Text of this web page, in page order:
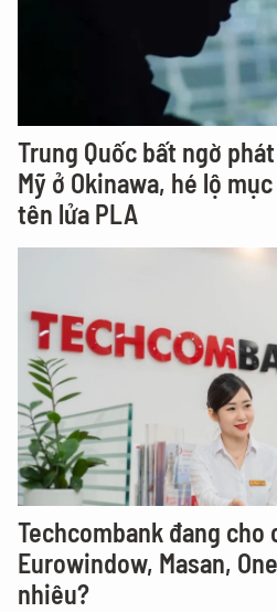
Trung Quốc bất ngờ
Mỹ ở Okinawa, hé lộ
tên lửa PLA
Techcombank đang
Eurowindow, Masan,
nhiêu?